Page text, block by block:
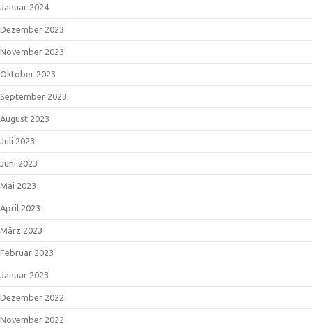
Januar 2024
Dezember 2023
November 2023
Oktober 2023
September 2023
August 2023
Juli 2023
Juni 2023
Mai 2023
April 2023
März 2023
Februar 2023
Januar 2023
Dezember 2022
November 2022